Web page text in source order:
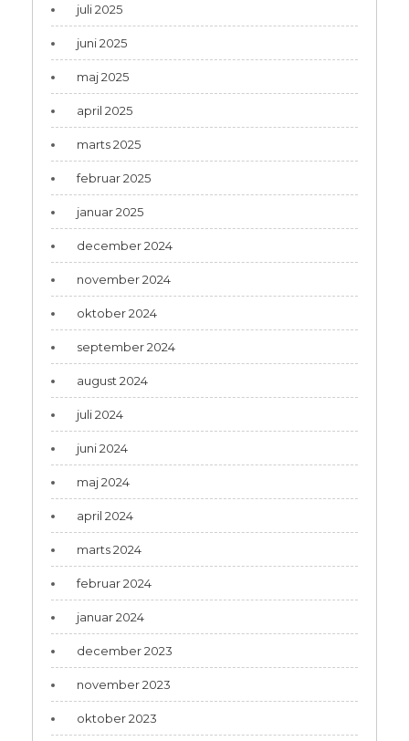
juli 2025
juni 2025
maj 2025
april 2025
marts 2025
februar 2025
januar 2025
december 2024
november 2024
oktober 2024
september 2024
august 2024
juli 2024
juni 2024
maj 2024
april 2024
marts 2024
februar 2024
januar 2024
december 2023
november 2023
oktober 2023